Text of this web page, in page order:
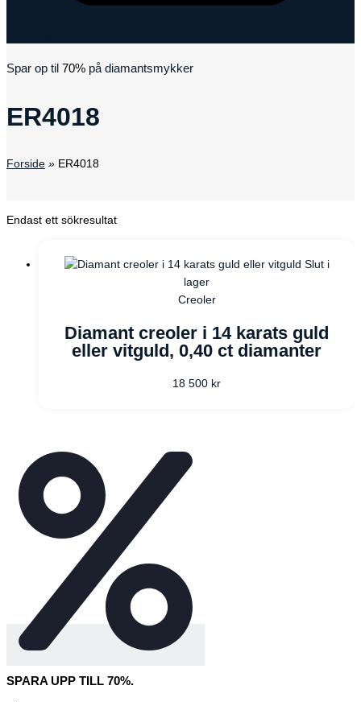
Spar op til 70% på diamantsmykker
ER4018
Forside » ER4018
Endast ett sökresultat
Slut i
lager
Creoler
Diamant creoler i 14 karats guld
eller vitguld, 0,40 ct diamanter
18 500 kr
SPARA UPP TILL 70%.